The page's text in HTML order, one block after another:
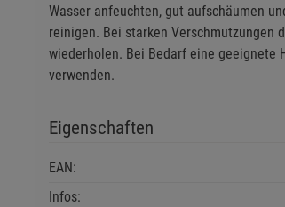
Wasser anfeuchten, gut aufschäumen
reinigen. Bei starken Verschmutzungen
wiederholen. Bei Bedarf eine geeignete
verwenden.
Eigenschaften
EAN:
Infos: